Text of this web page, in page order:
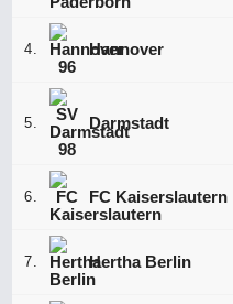
Champions
League
Echipe naționale
Mondial
2026
4. Hannover
5. Darmstadt
6. FC Kaiserslautern
7. Hertha Berlin